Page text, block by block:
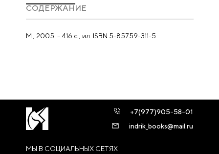
CОДЕРЖАНИЕ
М., 2005. – 416 с., ил. ISBN 5-85759-311-5
МЫ В СОЦИАЛЬНЫХ СЕТЯХ
+7(977)905-58-01
indrik_books@mail.ru